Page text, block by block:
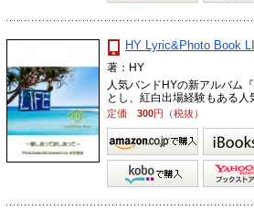
HY Lyric&Photo Book
著：HY
人気バンドHYの新アルバム
とし、紅白出場経験もある
定価 300円（税抜）